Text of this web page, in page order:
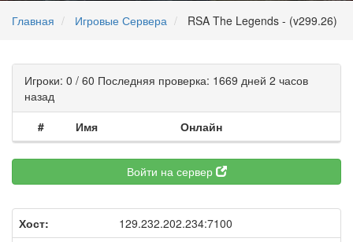
Главная Игровые Сервера RSA The Legends - (v299.26)
Игроки: 0 / 60 Последняя проверка: 1669 дней 2 часов
назад
#
Имя Онлайн
Войти на сервер
Хост:
129.232.202.234:7100